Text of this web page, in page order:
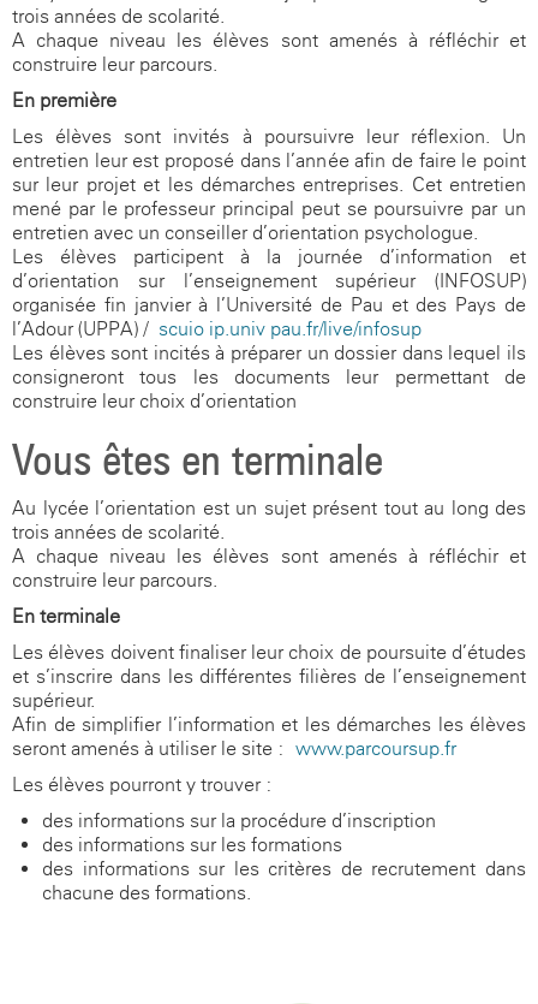
trois années de scolarité.
A chaque niveau les élèves sont amenés à réfléchir et
construire leur parcours.
En première
Les élèves sont invités à poursuivre leur réflexion. Un
entretien leur est proposé dans l’année afin de faire le point
sur leur projet et les démarches entreprises. Cet entretien
mené par le professeur principal peut se poursuivre par un
entretien avec un conseiller d’orientation psychologue.
Les élèves participent à la journée d’information et
d’orientation sur l’enseignement supérieur (INFOSUP)
organisée fin janvier à l’Université de Pau et des Pays de
l’Adour (UPPA) / scuio-ip.univ-pau.fr/live/infosup
Les élèves sont incités à préparer un dossier dans lequel ils
consigneront tous les documents leur permettant de
construire leur choix d’orientation
Vous êtes en terminale
Au lycée l’orientation est un sujet présent tout au long des
trois années de scolarité.
A chaque niveau les élèves sont amenés à réfléchir et
construire leur parcours.
En terminale
Les élèves doivent finaliser leur choix de poursuite d’études
et s’inscrire dans les différentes filières de l’enseignement
supérieur.
Afin de simplifier l’information et les démarches les élèves
seront amenés à utiliser le site : www.parcoursup.fr
Les élèves pourront y trouver :
des informations sur la procédure d’inscription
des informations sur les formations
des informations sur les critères de recrutement dans
chacune des formations.